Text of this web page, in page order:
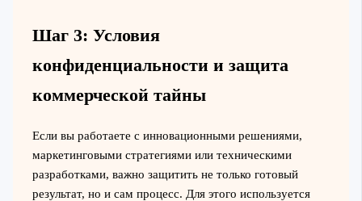
Шаг 3: Условия
конфиденциальности и защита
коммерческой тайны
Если вы работаете с инновационными решениями,
маркетинговыми стратегиями или техническими
разработками, важно защитить не только готовый
результат, но и сам процесс. Для этого используется